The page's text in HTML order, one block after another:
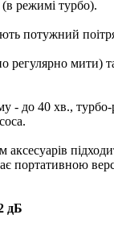
режимі турбо).
потужний
мити)
до 40 хв.,
портативною
дБ